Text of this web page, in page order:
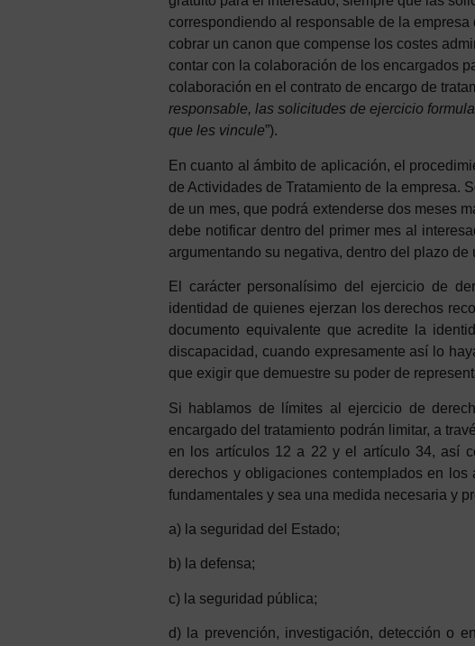
correspondiendo al responsable de la
cobrar un canon que compense los costes
contar con la colaboración de los encargados
colaboración en el contrato de encargo de
responsable, las solicitudes de ejercicio
que les vincule”).
En cuanto al ámbito de aplicación, el
de Actividades de Tratamiento de la empresa.
de un mes, que podrá extenderse dos meses
debe notificar dentro del primer mes al
argumentando su negativa, dentro del plazo
El carácter personalísimo del ejercicio de
identidad de quienes ejerzan los derechos
documento equivalente que acredite la
discapacidad, cuando expresamente así lo
que exigir que demuestre su poder de
Si hablamos de límites al ejercicio de
encargado del tratamiento podrán limitar, a
en los artículos 12 a 22 y el artículo 34, así
derechos y obligaciones contemplados en
fundamentales y sea una medida necesaria y
a) la seguridad del Estado;
b) la defensa;
c) la seguridad pública;
d)
la prevención, investigación, detección o